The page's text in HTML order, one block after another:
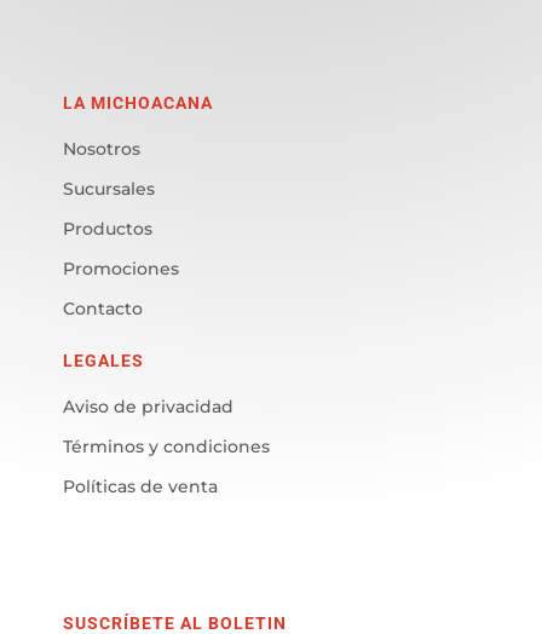
LA MICHOACANA
Nosotros
Sucursales
Productos
Promociones
Contacto
LEGALES
Aviso de privacidad
Términos y condiciones
Políticas de venta
SUSCRÍBETE AL BOLETIN